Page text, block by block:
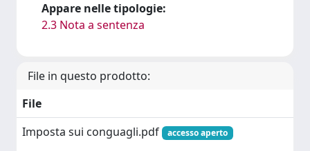
Appare nelle tipologie:
2.3 Nota a sentenza
File in questo prodotto:
File
Imposta sui conguagli.pdf
accesso aperto